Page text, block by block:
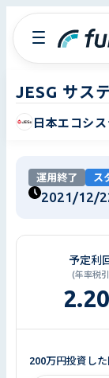
JESG サス
日本エコシ
運用終了 ス
2021/12/
予定利
(年率税
2.20
200万円投資し